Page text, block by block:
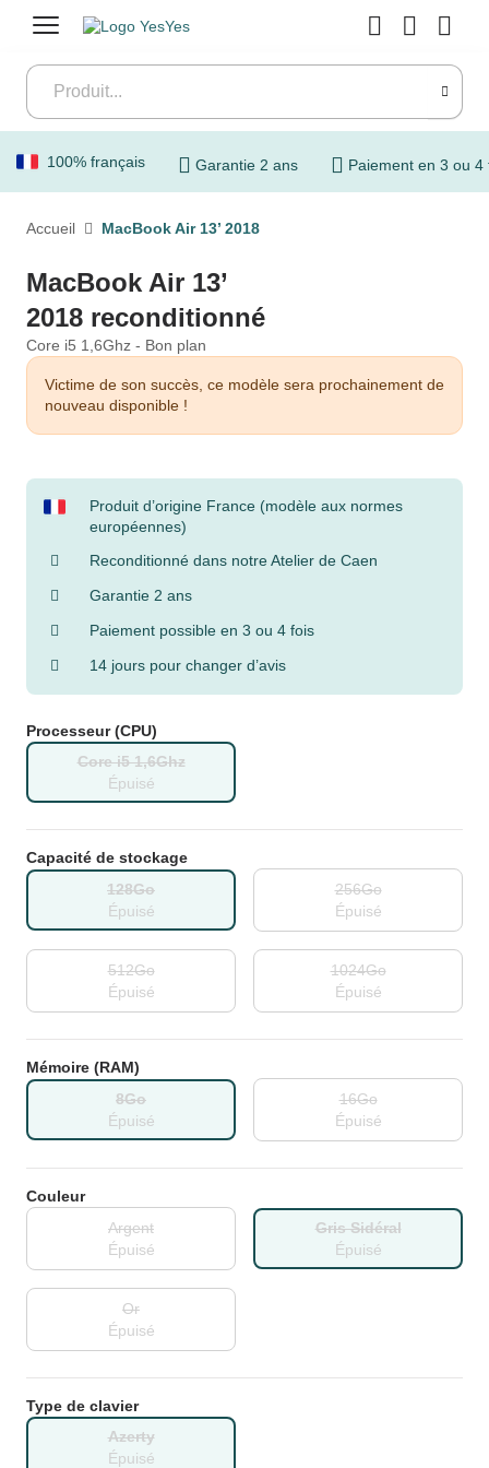
100% français Garantie 2 ans Paiement en 3 ou 4
Accueil MacBook Air 13’ 2018
MacBook Air 13’
2018 reconditionné
Core i5 1,6Ghz - Bon plan
Victime de son succès, ce modèle sera prochainement de
nouveau disponible !
Produit d’origine France (modèle aux normes
européennes)
Reconditionné dans notre Atelier de Caen
Garantie 2 ans
Paiement possible en 3 ou 4 fois
14 jours pour changer d’avis
Processeur (CPU)
Core i5 1,6Ghz
Épuisé
Capacité de stockage
128Go
Épuisé
256Go
Épuisé
512Go
Épuisé
1024Go
Épuisé
Mémoire (RAM)
8Go
Épuisé
16Go
Épuisé
Couleur
Argent
Épuisé
Gris Sidéral
Épuisé
Or
Épuisé
Type de clavier
Azerty
Épuisé